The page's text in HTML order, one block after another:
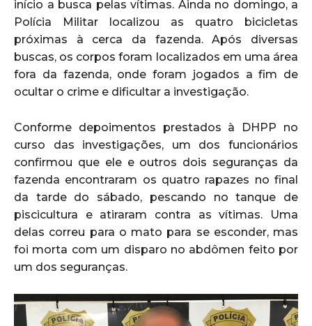
início a busca pelas vítimas. Ainda no domingo, a
Polícia Militar localizou as quatro bicicletas
próximas à cerca da fazenda. Após diversas
buscas, os corpos foram localizados em uma área
fora da fazenda, onde foram jogados a fim de
ocultar o crime e dificultar a investigação.
Conforme depoimentos prestados à DHPP no
curso das investigações, um dos funcionários
confirmou que ele e outros dois seguranças da
fazenda encontraram os quatro rapazes no final
da tarde do sábado, pescando no tanque de
piscicultura e atiraram contra as vítimas. Uma
delas correu para o mato para se esconder, mas
foi morta com um disparo no abdômen feito por
um dos seguranças.